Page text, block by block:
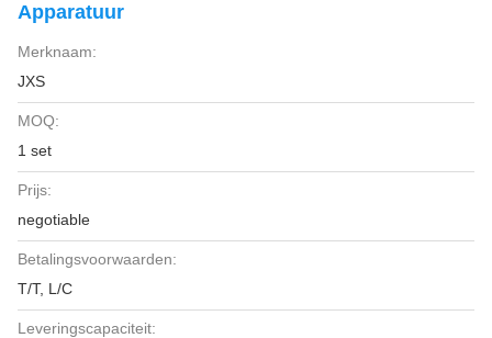
Apparatuur
Merknaam:
JXS
MOQ:
1 set
Prijs:
negotiable
Betalingsvoorwaarden:
T/T, L/C
Leveringscapaciteit: